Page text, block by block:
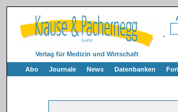
Verlag für Medizin und Wirtschaft
Abo Journale News Datenbanken